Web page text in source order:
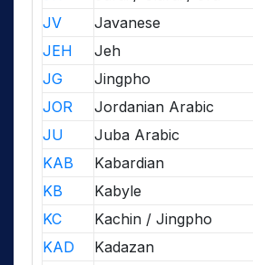
JV
Javanese
JEH
Jeh
JG
Jingpho
JOR
Jordanian Arabic
JU
Juba Arabic
KAB
Kabardian
KB
Kabyle
KC
Kachin / Jingpho
KAD
Kadazan